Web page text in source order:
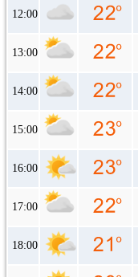
12:00
13:00
14:00
15:00
16:00
17:00
18:00